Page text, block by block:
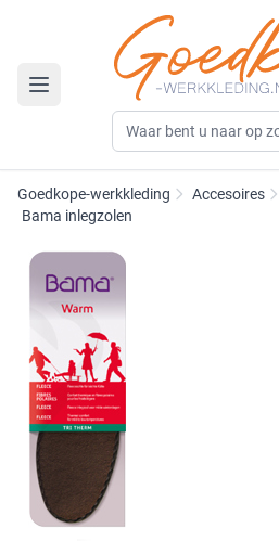
Toggle navigation
Goedkope-werkkleding Accesoires
Bama inlegzolen